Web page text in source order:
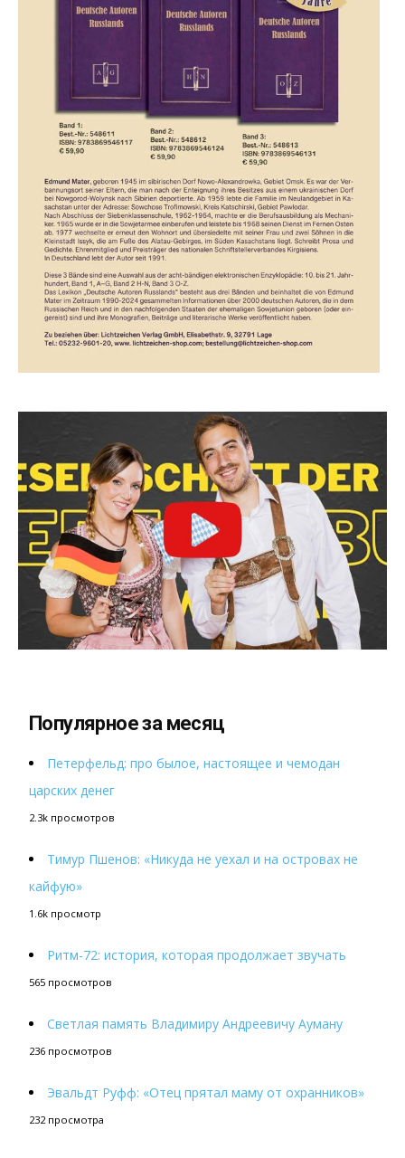
Популярное за месяц
Петерфельд: про былое, настоящее и чемодан
царских денег
2.3k просмотров
Тимур Пшенов: «Никуда не уехал и на островах не
кайфую»
1.6k просмотр
Ритм-72: история, которая продолжает звучать
565 просмотров
Светлая память Владимиру Андреевичу Ауману
236 просмотров
Эвальдт Руфф: «Отец прятал маму от охранников»
232 просмотра